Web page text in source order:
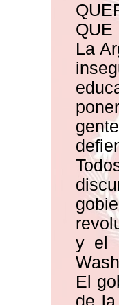
QUE
La
y el
El
de